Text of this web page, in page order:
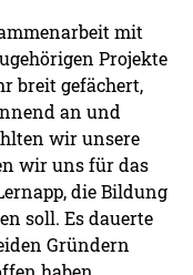
mit
Projekte
breit gefächert,
an und
wir unsere
wir uns für das
die Bildung
soll. Es dauerte
Gründern